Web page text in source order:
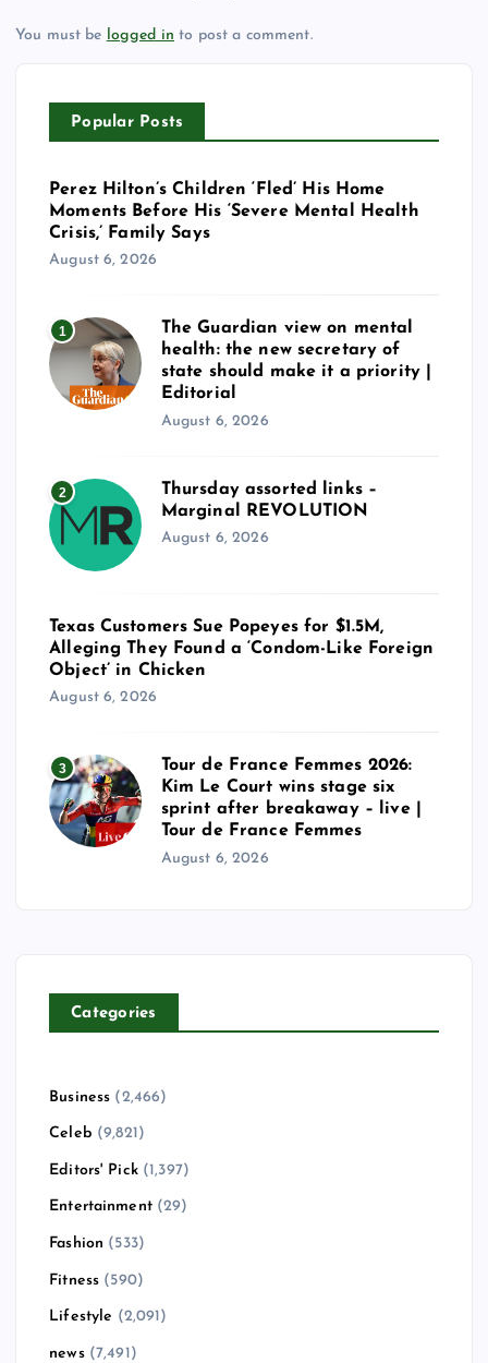
You must be logged in to post a comment.
Popular Posts
Perez Hilton’s Children ‘Fled’ His Home
Moments Before His ‘Severe Mental Health
Crisis,’ Family Says
August 6, 2026
1
The Guardian view on mental
health: the new secretary of
state should make it a priority |
Editorial
August 6, 2026
2
Thursday assorted links –
Marginal REVOLUTION
August 6, 2026
Texas Customers Sue Popeyes for $1.5M,
Alleging They Found a ‘Condom-Like Foreign
Object’ in Chicken
August 6, 2026
3
Tour de France Femmes 2026:
Kim Le Court wins stage six
sprint after breakaway – live |
Tour de France Femmes
August 6, 2026
Categories
Business (2,466)
Celeb (9,821)
Editors' Pick(1,397)
Entertainment(29)
Fashion (533)
Fitness (590)
Lifestyle (2,091)
news(7,491)